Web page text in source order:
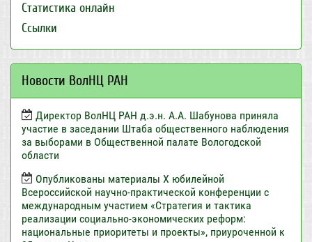
Статистика онлайн
Ссылки
Новости ВолНЦ РАН
Директор ВолНЦ РАН д.э.н. А.А. Шабунова приняла
участие в заседании Штаба общественного наблюдения
за выборами в Общественной палате Вологодской
области
Опубликованы материалы X юбилейной
Всероссийской научно-практической конференции с
международным участием «Стратегия и тактика
реализации социально-экономических реформ:
национальные приоритеты и проекты», приуроченной к